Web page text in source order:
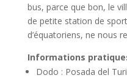
bus, parce que bon, le
de petite station de
d’équatoriens, ne nous
Informations
Dodo : Posada del